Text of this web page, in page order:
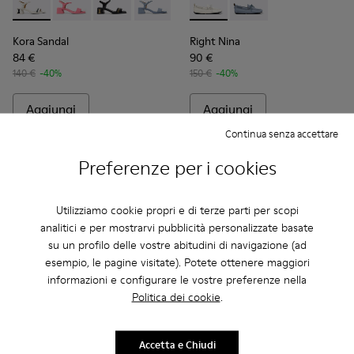
Preferenze per i cookies
Utilizziamo cookie propri e di terze parti per scopi
analitici e per mostrarvi pubblicità personalizzate basate
su un profilo delle vostre abitudini di navigazione (ad
esempio, le pagine visitate). Potete ottenere maggiori
informazioni e configurare le vostre preferenze nella
Politica dei cookie.
Continua senza accettare
Accetta e Chiudi
Kora Sandal - K201914-003 - Sandali in pelle bianchi Da
Kora Sandal - K201914-005
Kora Sandal - K201914-004
Kora Sandal - K201914-002
Kora Sandal
84 €
140 € -40%
Aggiungi
Right Nina - K201848-004 -
Right Nina -
Right Nina
90 €
150 € -40%
Aggiungi
Right Nina - K201402-010 - Ballerine bianche in rete di
Right Nina - K201402-012
Right Nina - K201402-007Right Nina - K201365-024 -